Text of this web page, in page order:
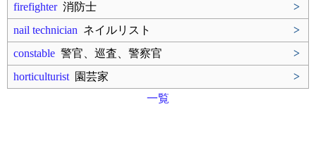
firefighter消防士
>
nail technician ネイルリスト
>
constable 警官、巡査、警察官
>
horticulturist 園芸家
>
一覧